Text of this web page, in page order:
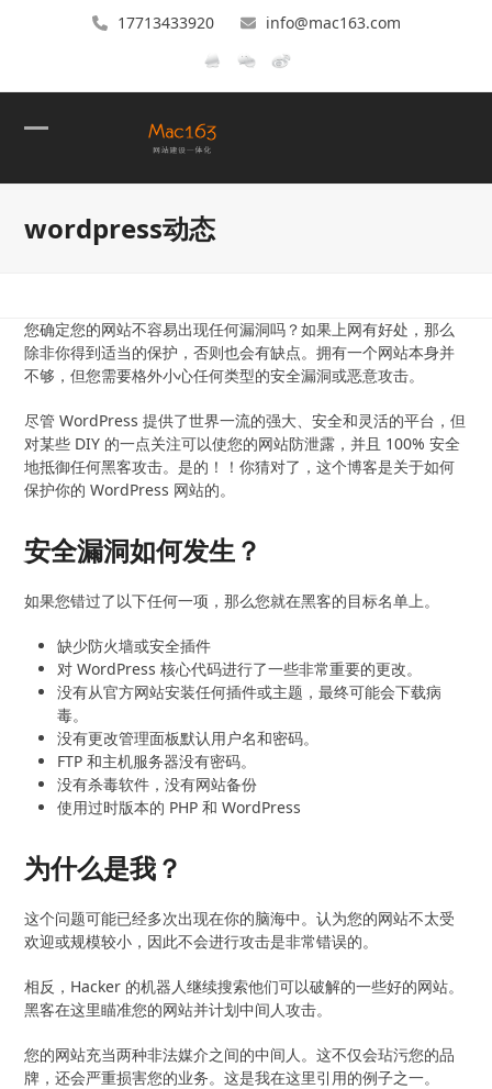
17713433920 info@mac163.com
mobile
menu
mobile
menu
wordpress动态
您确定您的网站不容易出现任何漏洞吗？如果上网有好处，那么
除非你得到适当的保护，否则也会有缺点。拥有一个网站本身并
不够，但您需要格外小心任何类型的安全漏洞或恶意攻击。
尽管 WordPress 提供了世界一流的强大、安全和灵活的平台，但
对某些 DIY 的一点关注可以使您的网站防泄露，并且 100% 安全
地抵御任何黑客攻击。是的！！你猜对了，这个博客是关于如何
保护你的 WordPress 网站的。
安全漏洞如何发生？
如果您错过了以下任何一项，那么您就在黑客的目标名单上。
缺少防火墙或安全插件
对 WordPress 核心代码进行了一些非常重要的更改。
没有从官方网站安装任何插件或主题，最终可能会下载病
毒。
没有更改管理面板默认用户名和密码。
FTP 和主机服务器没有密码。
没有杀毒软件，没有网站备份
使用过时版本的 PHP 和 WordPress
为什么是我？
这个问题可能已经多次出现在你的脑海中。认为您的网站不太受
欢迎或规模较小，因此不会进行攻击是非常错误的。
相反，Hacker 的机器人继续搜索他们可以破解的一些好的网站。
黑客在这里瞄准您的网站并计划中间人攻击。
您的网站充当两种非法媒介之间的中间人。这不仅会玷污您的品
牌，还会严重损害您的业务。这是我在这里引用的例子之一。